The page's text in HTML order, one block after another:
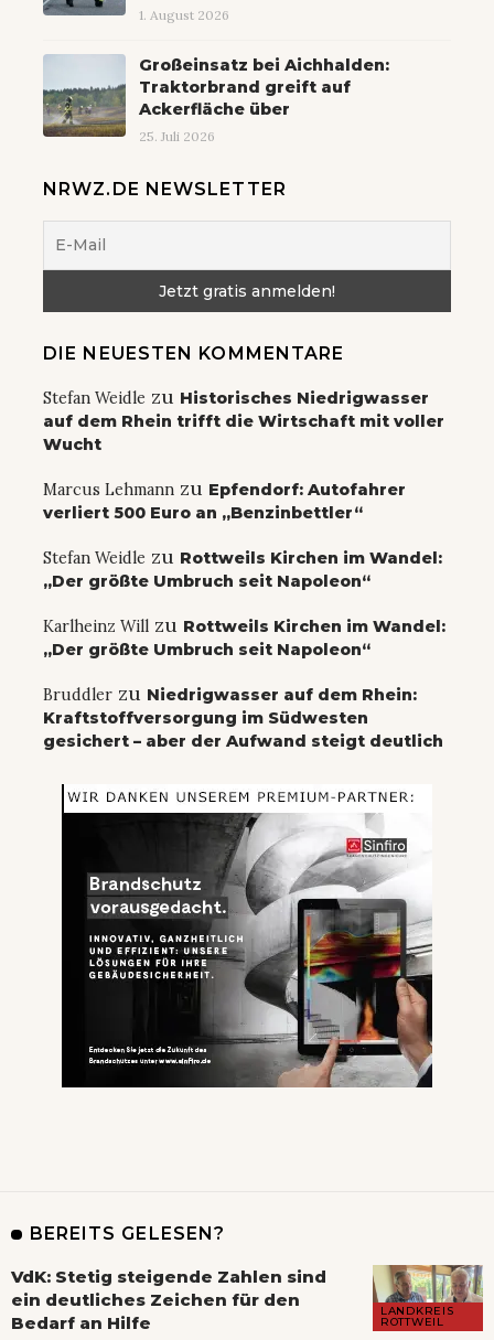
1. August 2026
Großeinsatz bei Aichhalden:
Traktorbrand greift auf
Ackerfläche über
25. Juli 2026
NRWZ.DE NEWSLETTER
DIE NEUESTEN KOMMENTARE
Stefan Weidle zu Historisches Niedrigwasser
auf dem Rhein trifft die Wirtschaft mit voller
Wucht
Marcus Lehmann zu Epfendorf: Autofahrer
verliert 500 Euro an „Benzinbettler“
Stefan Weidle zu Rottweils Kirchen im Wandel:
„Der größte Umbruch seit Napoleon“
Karlheinz Will zu Rottweils Kirchen im Wandel:
„Der größte Umbruch seit Napoleon“
Bruddler zu Niedrigwasser auf dem Rhein:
Kraftstoffversorgung im Südwesten
gesichert – aber der Aufwand steigt deutlich
BEREITS GELESEN?
LANDKREIS
ROTTWEIL
VdK: Stetig steigende Zahlen sind
ein deutliches Zeichen für den
Bedarf an Hilfe